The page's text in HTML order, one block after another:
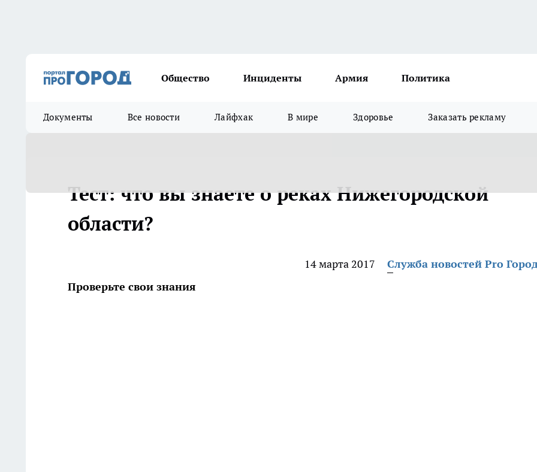
Общество Инциденты Армия Политика
Документы Все новости Лайфхак В мире Здоровье Заказать рекламу
Тест: что вы знаете о реках Нижегородской
области?
14 марта 2017
Служба новостей Pro
Проверьте свои знания